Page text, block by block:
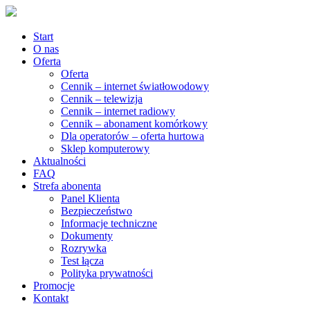
Start
O nas
Oferta
Oferta
Cennik – internet światłowodowy
Cennik – telewizja
Cennik – internet radiowy
Cennik – abonament komórkowy
Dla operatorów – oferta hurtowa
Sklep komputerowy
Aktualności
FAQ
Strefa abonenta
Panel Klienta
Bezpieczeństwo
Informacje techniczne
Dokumenty
Rozrywka
Test łącza
Polityka prywatności
Promocje
Kontakt